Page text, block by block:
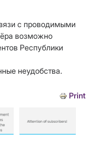
с проводимыми
возможно
Республики
неудобства.
Print